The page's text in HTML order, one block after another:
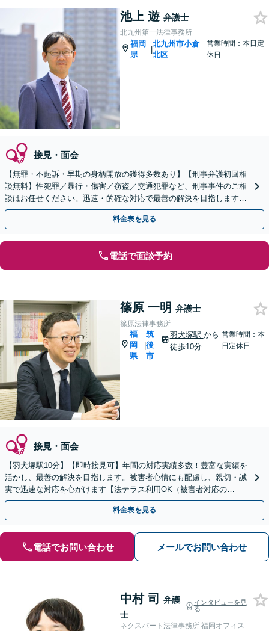
池上 遊 弁護士
北九州第一法律事務所
福岡
県
|
北九州市小倉
北区
営業時間：本日定
休日
接見・面会
【無罪・不起訴・早期の身柄開放の獲得多数あり】【刑事弁護初回相
談無料】性犯罪／暴行・傷害／窃盗／交通犯罪など、刑事事件のご相
談はお任せください。迅速・的確な対応で最善の解決を目指します
【年間100件もの相談に対応】被害者の方もご相談ください
料金表を見る
電話で面談予約
篠原 一明 弁護士
篠原法律事務所
福
岡
県
|
筑
後
市
羽犬塚駅 から
徒歩10分
営業時間：本
日定休日
接見・面会
【羽犬塚駅10分】【即時接見可】年間の対応実績多数！豊富な実績を
活かし、最善の解決を目指します。被害者心情にも配慮し、親切・誠
実で迅速な対応を心がけます【法テラス利用OK（被害者対応の
み）】【当日・休日・夜間相談OK】
料金表を見る
電話でお問い合わせ メールでお問い合わせ
中村 司
弁護
士
インタビューを見
る
ネクスパート法律事務所 福岡オフィス